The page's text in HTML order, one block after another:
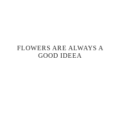
FLOWERS ARE ALWAYS A
GOOD IDEEA